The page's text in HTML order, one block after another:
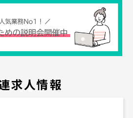
求人情報
Job search